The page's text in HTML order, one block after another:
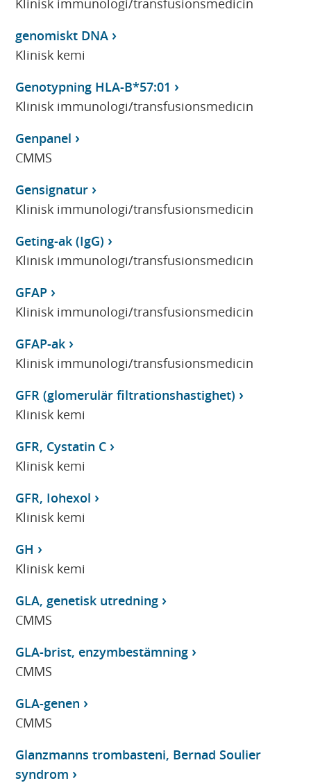
Klinisk immunologi/transfusionsmedicin
genomiskt DNA
Klinisk kemi
Genotypning HLA-B*57:01
Klinisk immunologi/transfusionsmedicin
Genpanel
CMMS
Gensignatur
Klinisk immunologi/transfusionsmedicin
Geting-ak (IgG)
Klinisk immunologi/transfusionsmedicin
GFAP
Klinisk immunologi/transfusionsmedicin
GFAP-ak
Klinisk immunologi/transfusionsmedicin
GFR (glomerulär filtrationshastighet)
Klinisk kemi
GFR, Cystatin C
Klinisk kemi
GFR, Iohexol
Klinisk kemi
GH
Klinisk kemi
GLA, genetisk utredning
CMMS
GLA-brist, enzymbestämning
CMMS
GLA-genen
CMMS
Glanzmanns trombasteni, Bernad Soulier
syndrom